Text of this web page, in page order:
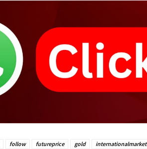
follow futureprice gold internationalmarket